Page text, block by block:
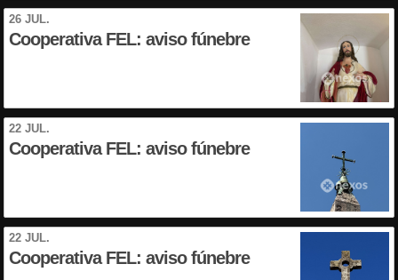
26 JUL.
Cooperativa FEL: aviso fúnebre
22 JUL.
Cooperativa FEL: aviso fúnebre
22 JUL.
Cooperativa FEL: aviso fúnebre